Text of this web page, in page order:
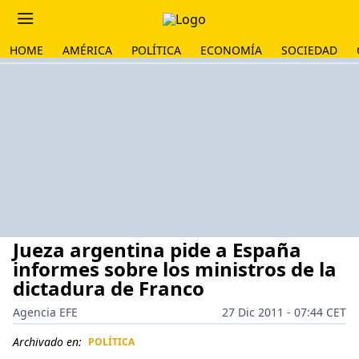
HOME AMÉRICA POLÍTICA ECONOMÍA SOCIEDAD
Jueza argentina pide a España
informes sobre los ministros de la
dictadura de Franco
Agencia EFE
27 Dic 2011 - 07:44 CET
Archivado en: POLÍTICA